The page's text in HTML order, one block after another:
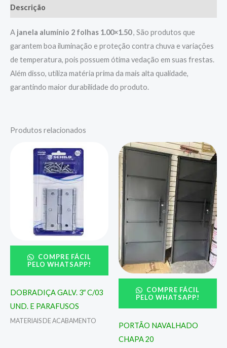
Descrição
A janela alumínio 2 folhas 1.00×1.50, São produtos que
garantem boa iluminação e proteção contra chuva e variações
de temperatura, pois possuem ótima vedação em suas frestas.
Além disso, utiliza matéria prima da mais alta qualidade,
garantindo maior durabilidade do produto.
Produtos relacionados
COMPRE FÁCIL
PELO WHATSAPP!
DOBRADIÇA GALV. 3″ C/03
UND. E PARAFUSOS
MATERIAIS DE ACABAMENTO
COMPRE FÁCIL
PELO WHATSAPP!
PORTÃO NAVALHADO
CHAPA 20